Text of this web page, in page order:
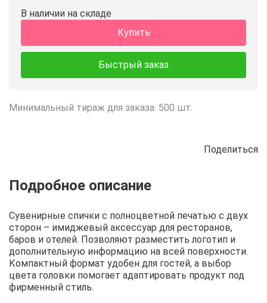
В наличии на складе
Купить
Быстрый заказ
Минимальный тираж для заказа: 500 шт.
Поделиться
Описание Отзывы Рецепты
Сувенирные спички с полноцветной печатью с двух
сторон – имиджевый аксессуар для ресторанов,
баров и отелей. Позволяют разместить логотип и
дополнительную информацию на всей поверхности.
Компактный формат удобен для гостей, а выбор
цвета головки помогает адаптировать продукт под
фирменный стиль.